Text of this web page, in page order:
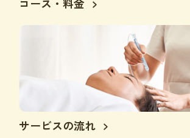
サービスの流れ